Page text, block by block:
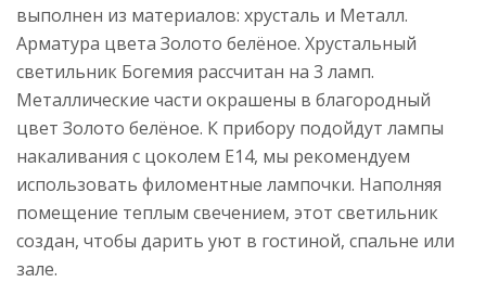
выполнен из материалов: хрусталь и Металл.
Арматура цвета Золото белёное. Хрустальный
светильник Богемия рассчитан на 3 ламп.
Металлические части окрашены в благородный
цвет Золото белёное. К прибору подойдут лампы
накаливания с цоколем E14, мы рекомендуем
использовать филоментные лампочки. Наполняя
помещение теплым свечением, этот светильник
создан, чтобы дарить уют в гостиной, спальне или
зале.